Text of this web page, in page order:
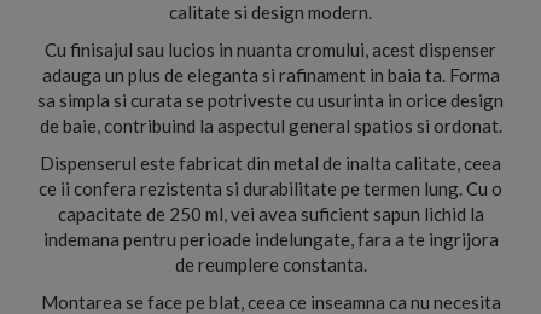
calitate si design modern.
Cu finisajul sau lucios in nuanta cromului, acest dispenser
adauga un plus de eleganta si rafinament in baia ta. Forma
sa simpla si curata se potriveste cu usurinta in orice design
de baie, contribuind la aspectul general spatios si ordonat.
Dispenserul este fabricat din metal de inalta calitate, ceea
ce ii confera rezistenta si durabilitate pe termen lung. Cu o
capacitate de 250 ml, vei avea suficient sapun lichid la
indemana pentru perioade indelungate, fara a te ingrijora
de reumplere constanta.
Montarea se face pe blat, ceea ce inseamna ca nu necesita